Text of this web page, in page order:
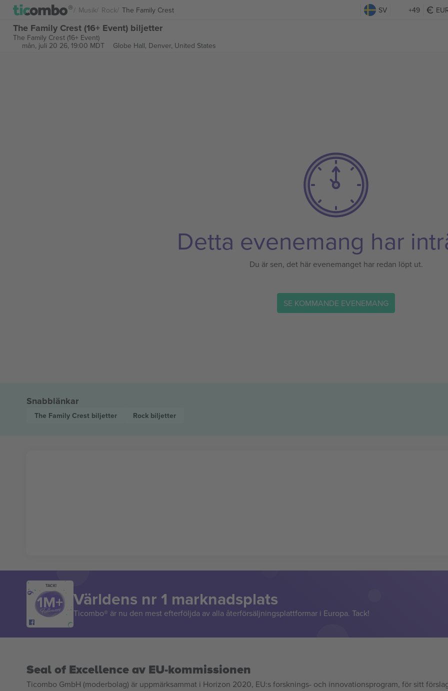
Musik Rock The Family Crest SV +49
The Family Crest (16+ Event) biljetter
The Family Crest (16+ Event)
mån, juli 20 26, 19:00 MDT
Globe Hall, Denver, United States
Detta evenemang har
Du är sen, det här evenemanget har redan löpt ut.
SE KOMMANDE EVENEMANG
Snabblänkar
The Family Crest biljetter Rock biljetter
TACK!
Världens nr 1 marknadsplats
Ticombo® är nu den mest efterföljda av alla återförsäljningsplattformar i Europa. Tack!
Seal of Excellence av EU-kommissionen
Ticombo GmbH (moderbolag) är uppmärksammat i Horizon 2020, EU:s forsknings- och innovationsprogram, för sitt